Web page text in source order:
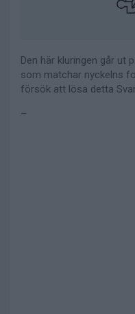
Den här kluringen går ut
som matchar nyckelns
försök att lösa detta
–